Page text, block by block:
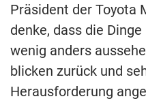
Präsident der Toyota
denke, dass die
wenig anders
blicken zurück und
Herausforderung